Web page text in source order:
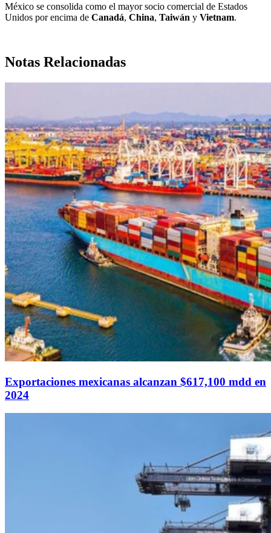
México se consolida como el mayor socio comercial de Estados
Unidos por encima de Canadá, China, Taiwán y Vietnam.
Notas Relacionadas
Exportaciones mexicanas alcanzan $617,100 mdd en
2024